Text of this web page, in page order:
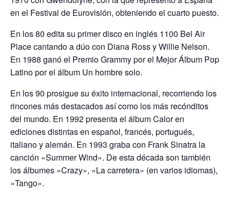
en el Festival de Eurovisión, obteniendo el cuarto puesto.
En los 80 edita su primer disco en inglés 1100 Bel Air
Place cantando a dúo con Diana Ross y Willie Nelson.
En 1988 ganó el Premio Grammy por el Mejor Álbum Pop
Latino por el álbum Un hombre solo.
En los 90 prosigue su éxito internacional, recorriendo los
rincones más destacados así como los más recónditos
del mundo. En 1992 presenta el álbum Calor en
ediciones distintas en español, francés, portugués,
italiano y alemán. En 1993 graba con Frank Sinatra la
canción «Summer Wind». De esta década son también
los álbumes «Crazy», «La carretera» (en varios idiomas),
«Tango».